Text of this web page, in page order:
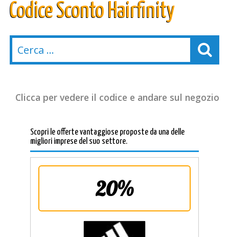
Codice Sconto Hairfinity
Clicca per vedere il codice e andare sul negozio
Scopri le offerte vantaggiose proposte da una delle
migliori imprese del suo settore.
20%